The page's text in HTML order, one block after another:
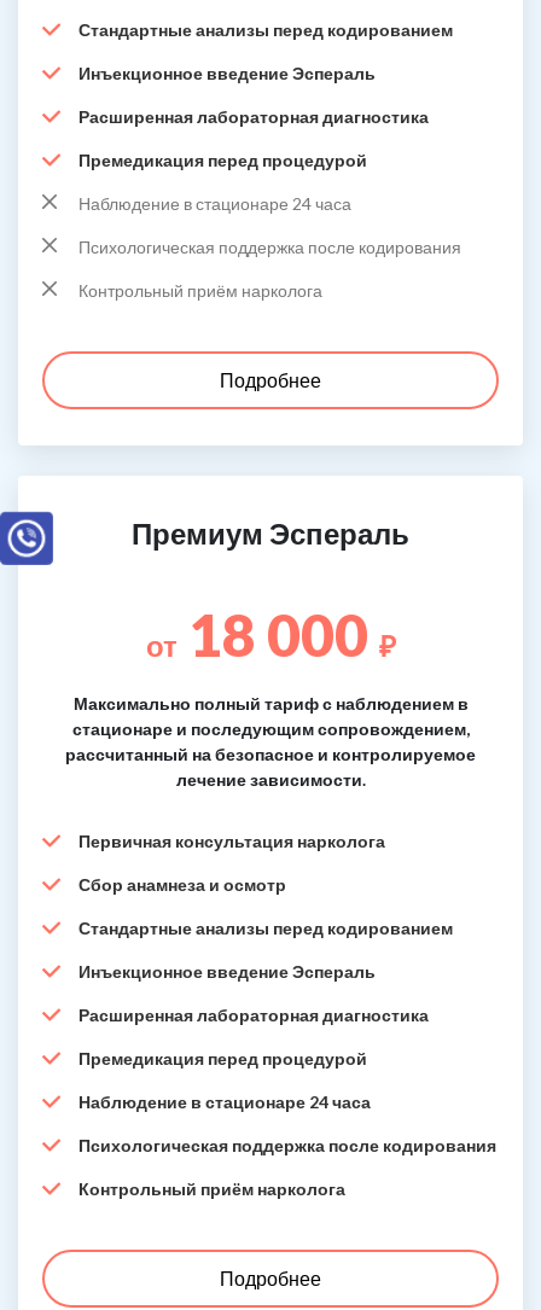
Стандартные анализы перед кодированием
Инъекционное введение Эспераль
Расширенная лабораторная диагностика
Премедикация перед процедурой
Наблюдение в стационаре 24 часа
Психологическая поддержка после кодирования
Контрольный приём нарколога
Подробнее
Премиум Эспераль
от 18 000 ₽
Максимально полный тариф с наблюдением в
стационаре и последующим сопровождением,
рассчитанный на безопасное и контролируемое
лечение зависимости.
Первичная консультация нарколога
Сбор анамнеза и осмотр
Стандартные анализы перед кодированием
Инъекционное введение Эспераль
Расширенная лабораторная диагностика
Премедикация перед процедурой
Наблюдение в стационаре 24 часа
Психологическая поддержка после кодирования
Контрольный приём нарколога
Подробнее